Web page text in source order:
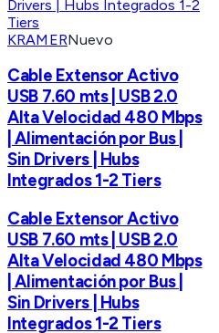
KRAMERNuevo
Cable Extensor Activo
USB 7.60 mts | USB 2.0
Alta Velocidad 480 Mbps
| Alimentación por Bus |
Sin Drivers | Hubs
Integrados 1-2 Tiers
Cable Extensor Activo
USB 7.60 mts | USB 2.0
Alta Velocidad 480 Mbps
| Alimentación por Bus |
Sin Drivers | Hubs
Integrados 1-2 Tiers